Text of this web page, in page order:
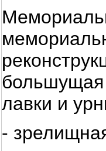
большущая
лавки и
-